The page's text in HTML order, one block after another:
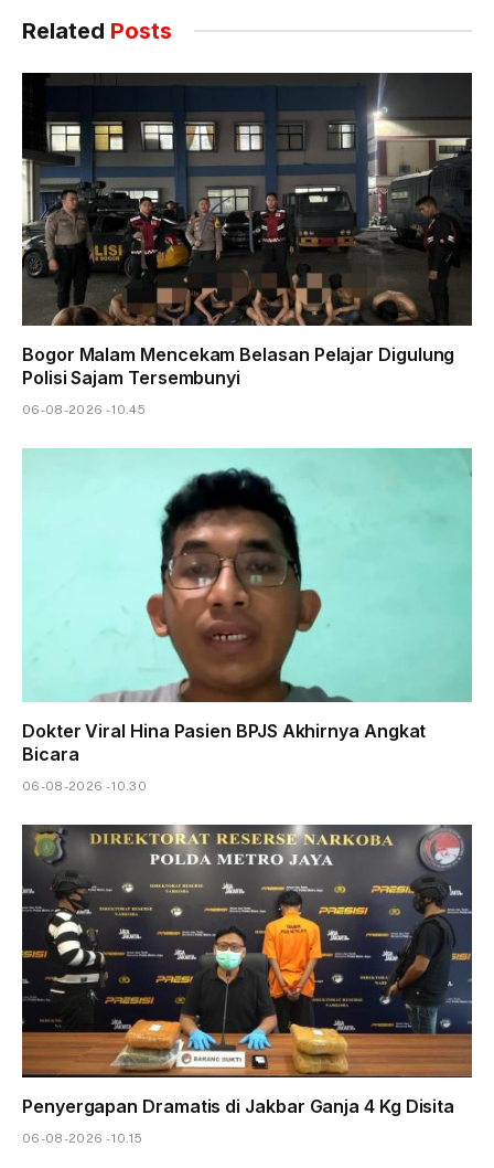
Related Posts
Bogor Malam Mencekam Belasan Pelajar Digulung
Polisi Sajam Tersembunyi
06-08-2026 - 10.45
Dokter Viral Hina Pasien BPJS Akhirnya Angkat
Bicara
06-08-2026 - 10.30
Penyergapan Dramatis di Jakbar Ganja 4 Kg Disita
06-08-2026 - 10.15